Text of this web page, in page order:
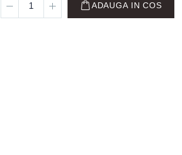
ADAUGA IN COS